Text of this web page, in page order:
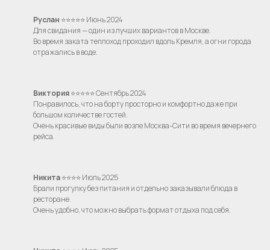
Руслан ⭐⭐⭐⭐⭐ Июнь 2024
Для свидания — один из лучших вариантов в Москве.
Во время заката теплоход проходил вдоль Кремля, а огни города
отражались в воде.
Виктория⭐⭐⭐⭐⭐ Сентябрь 2024
Понравилось, что на борту просторно и комфортно даже при
большом количестве гостей.
Очень красивые виды были возле Москва-Сити во время вечернего
рейса.
Никита⭐⭐⭐⭐ Июль 2025
Брали прогулку без питания и отдельно заказывали блюда в
ресторане.
Очень удобно, что можно выбрать формат отдыха под себя.
Политика обработки персональных данных
ИНН 631625216995
Пользовательское соглашение